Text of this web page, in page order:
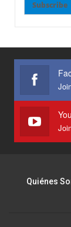
Subscribe
Quiénes